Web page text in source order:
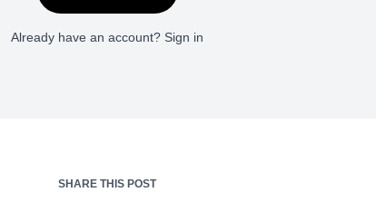
Already have an account? Sign in
SHARE THIS POST